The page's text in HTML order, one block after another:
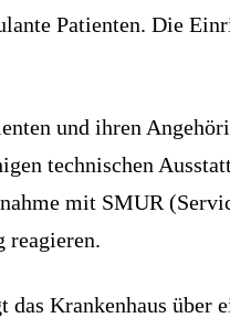
Patienten. Die
und ihren
technischen
mit SMUR
reagieren.
Krankenhaus